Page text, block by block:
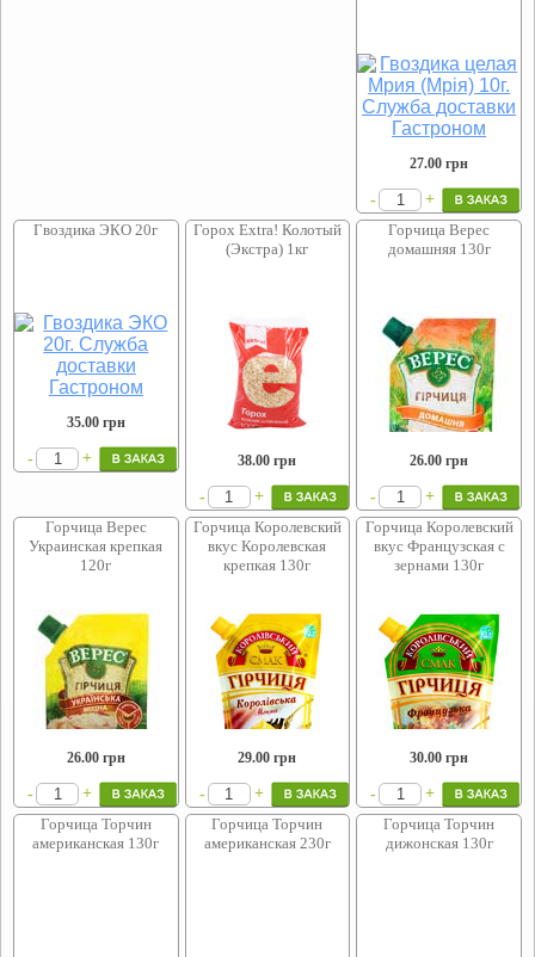
27.00 грн
-
+
Гвоздика ЭКО 20г
35.00грн
- +
Горох Extra! Колотый
(Экстра) 1кг
38.00 грн
- +
Горчица Верес
домашняя 130г
26.00 грн
-
+
Горчица Верес
Украинская крепкая
120г
26.00грн
- +
Горчица Королевский
вкус Королевская
крепкая 130г
29.00 грн
- +
Горчица Королевский
вкус Французская с
зернами 130г
30.00 грн
-
+
Горчица Торчин
американская 130г
Горчица Торчин
американская 230г
Горчица Торчин
дижонская 130г